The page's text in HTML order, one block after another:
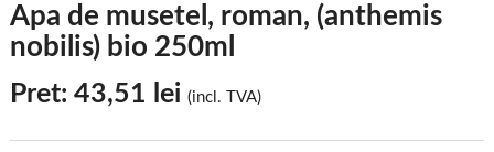
Apa de musetel, roman, (anthemis
nobilis) bio 250ml
Pret: 43,51 lei (incl. TVA)